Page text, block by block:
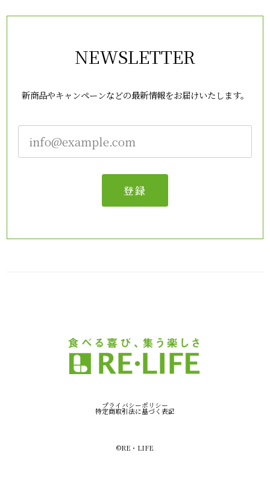
NEWSLETTER
新商品やキャンペーンなどの最新情報をお届けいたします。
登録
プライバシーポリシー
特定商取引法に基づく表記
©︎RE・LIFE